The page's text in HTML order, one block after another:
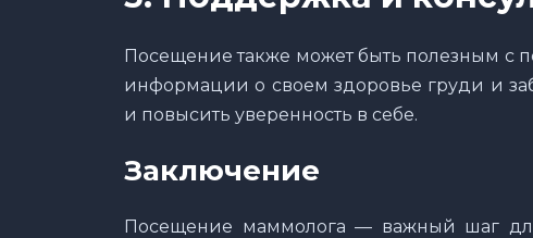
Посещение также может быть полезным с
информации о своем здоровье груди и
и повысить уверенность в себе.
Заключение
Посещение маммолога — важный шаг